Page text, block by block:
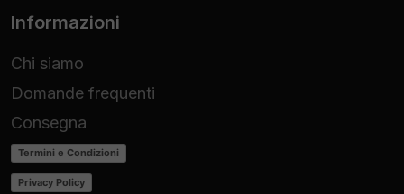
Informazioni
Chi siamo
Domande frequenti
Consegna
Termini e Condizioni
Privacy Policy